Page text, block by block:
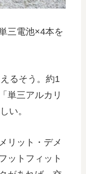
三電池×4本を
るそう。約1
単三アルカリ
い。
リット・デメ
ットフィット